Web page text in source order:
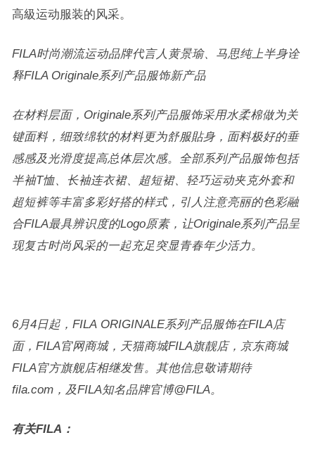
高級运动服装的风采。
FILA时尚潮流运动品牌代言人黄景瑜、马思纯上半身诠
释FILA Originale系列产品服饰新产品
在材料层面，Originale系列产品服饰采用水柔棉做为关
键面料，细致绵软的材料更为舒服貼身，面料极好的垂
感感及光滑度提高总体层次感。全部系列产品服饰包括
半袖T恤、长袖连衣裙、超短裙、轻巧运动夹克外套和
超短裤等丰富多彩好搭的样式，引人注意亮丽的色彩融
合FILA最具辨识度的Logo原素，让Originale系列产品呈
现复古时尚风采的一起充足突显青春年少活力。
6月4日起，FILA ORIGINALE系列产品服饰在FILA店
面，FILA官网商城，天猫商城FILA旗靓店，京东商城
FILA官方旗舰店相继发售。其他信息敬请期待
fila.com，及FILA知名品牌官博@FILA。
有关FILA ：